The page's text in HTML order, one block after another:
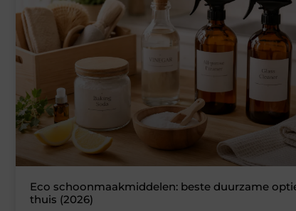
Eco schoonmaakmiddelen: beste duurzame
thuis (2026)